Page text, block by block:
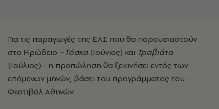
Για τις παραγωγές της ΕΛΣ που θα παρουσιαστούν
στο Ηρώδειο –Τόσκα(Ιούνιος) και Τραβιάτα
(Ιούλιος)– η προπώληση θα ξεκινήσει εντός των
επόμενων μηνών, βάσει του προγράμματος του
Φεστιβάλ Αθηνών.